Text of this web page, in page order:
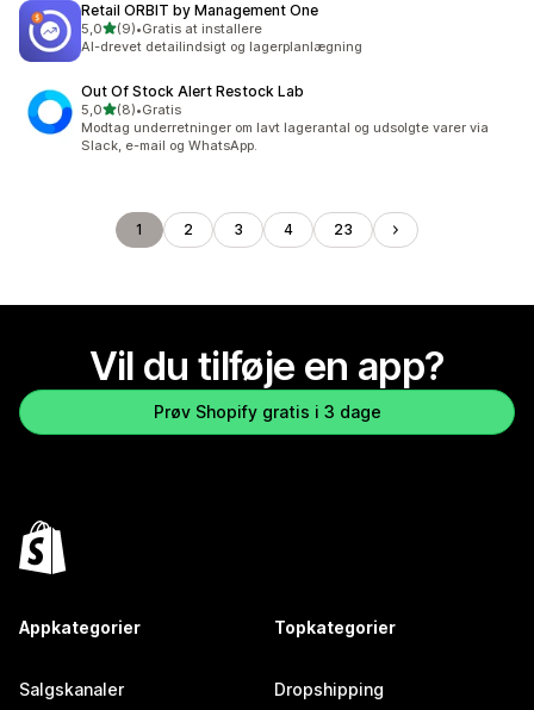
Retail ORBIT by Management One
5,0ud af 5 stjerner
(9)
9 anmeldelser i alt
•Gratis at installere
AI-drevet detailindsigt og lagerplanlægning
Out Of Stock Alert Restock Lab
5,0ud af 5 stjerner
(8)
8 anmeldelser i alt
•Gratis
Modtag underretninger om lavt lagerantal og udsolgte varer via
Slack, e-mail og WhatsApp.
1 2 3 4 23
Vil du tilføje en app?
Prøv Shopify gratis i 3 dage
Appkategorier
Salgskanaler
Topkategorier
Dropshipping